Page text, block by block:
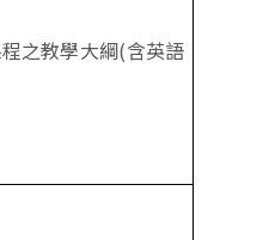
之教學大綱(含英語